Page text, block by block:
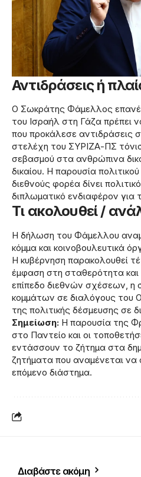
Αντιδράσεις ή
Ο Σωκράτης Φάμελλος
του Ισραήλ στη Γάζα πρέπει
που προκάλεσε αντιδράσεις
στελέχη του ΣΥΡΙΖΑ-ΠΣ
σεβασμού στα ανθρώπινα
δικαίου. Η παρουσία
διεθνούς φορέα δίνει
διπλωματικό ενδιαφέρον για
Τι ακολουθεί /
Η δήλωση του Φάμελλου
κόμμα και κοινοβουλευτικά
Η κυβέρνηση παρακολουθεί
έμφαση στη σταθερότητα και
επίπεδο διεθνών σχέσεων,
κομμάτων σε διαλόγους του
της πολιτικής δέσμευσης σε
Σημείωση: Η παρουσία της
στο Παντείο και οι
εντάσσουν το ζήτημα στα
ζητήματα που αναμένεται
επόμενο διάστημα.
Διαβάστε ακόμη